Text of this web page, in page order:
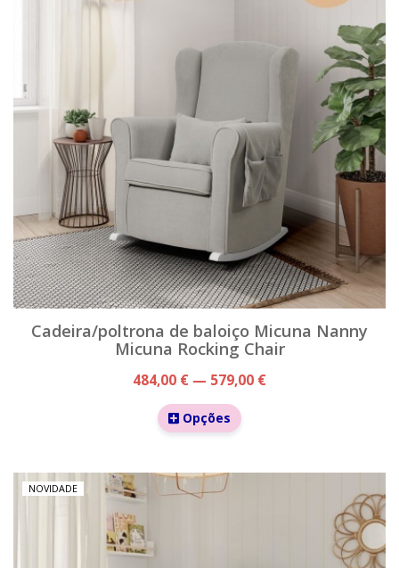
Cadeira/poltrona de baloiço Micuna Nanny
Micuna Rocking Chair
484,00 € — 579,00 €
Opções
NOVIDADE